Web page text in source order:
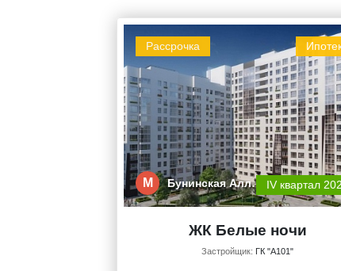
Рассрочка
М Бунинская Алл… IV квартал
ЖК Белые ночи
Застройщик: ГК "А101"